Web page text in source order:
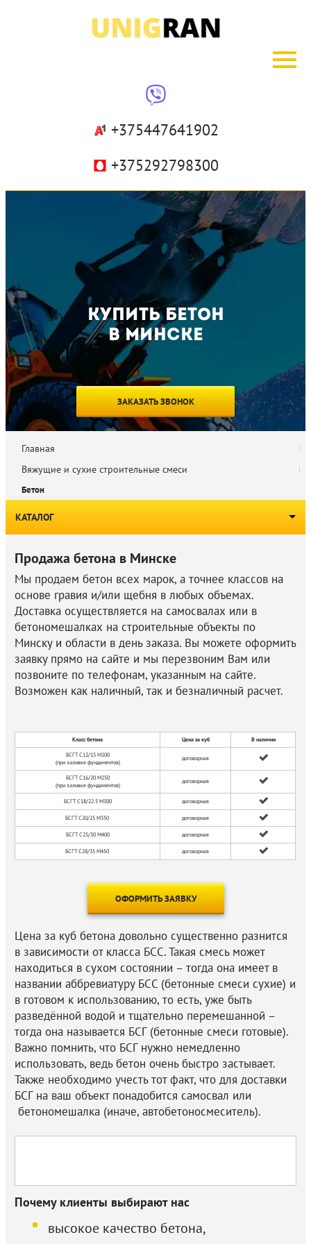
+375447641902
+375292798300
Купить бетон
в Минске
ЗАКАЗАТЬ ЗВОНОК
Главная
Вяжущие и сухие строительные смеси
Бетон
КАТАЛОГ
Инертные строительные материалы
Вяжущие и сухие строительные смеси
Асфальт
Асфальтогранулят
Бетон
Штукатурка
Благоустройство территории
Железобетонные изделия
Услуги
Блоки газосиликатные
Продажа бетона в Минске
Мы продаем бетон всех марок, а точнее классов на
основе гравия и/или щебня в любых объемах.
Доставка осуществляется на самосвалах или в
бетономешалках на строительные объекты по
Минску и области в день заказа. Вы можете оформить
заявку прямо на сайте и мы перезвоним Вам или
позвоните по телефонам, указанным на сайте.
Возможен как наличный, так и безналичный расчет.
Класс бетона Цена за куб В наличии
БСГТС12/15 М200
(при заливке фундаментов)
договорная
БСГТС16/20 М250
(при заливке фундаментов)
договорная
БСГТС18/22.5 М300 договорная
БСГТС20/25 М350 договорная
БСГТ С25/30 М400 договорная
БСГТС28/35 М450 договорная
ОФОРМИТЬ ЗАЯВКУ
Цена за куб бетона довольно существенно разнится
в зависимости от класса БСС. Такая смесь может
находиться в сухом состоянии – тогда она имеет в
названии аббревиатуру БСС (бетонные смеси сухие) и
в готовом к использованию, то есть, уже быть
разведённой водой и тщательно перемешанной –
тогда она называется БСГ (бетонные смеси готовые).
Важно помнить, что БСГ нужно немедленно
использовать, ведь бетон очень быстро застывает.
Также необходимо учесть тот факт, что для доставки
БСГ на ваш объект понадобится самосвал или
бетономешалка (иначе, автобетоносмеситель).
Почему клиенты выбирают нас
высокое качество бетона,